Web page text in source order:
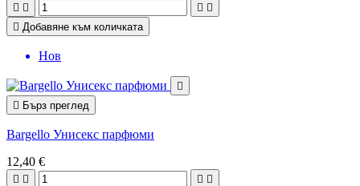
   
 Добавяне към количката
Нов

 Бърз преглед
Bargello Унисекс парфюми
12,40 €
   